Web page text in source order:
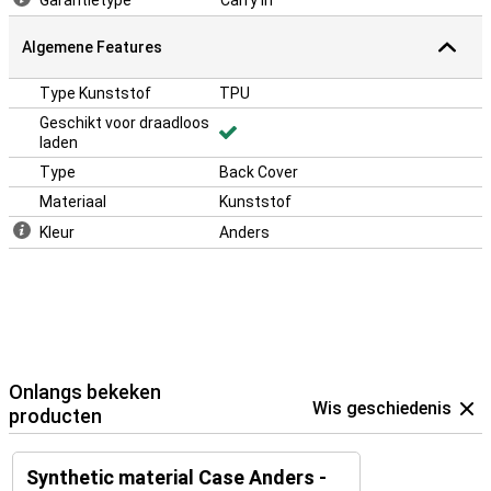
Algemene Features
Type Kunststof
TPU
Geschikt voor draadloos
laden
Type
Back Cover
Materiaal
Kunststof
Kleur
Anders
Onlangs bekeken
producten
Wis geschiedenis
Synthetic material Case Anders -